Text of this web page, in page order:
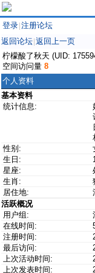
登录 注册论坛
返回论坛 返回上一页
柠檬酸了秋天 (UID:
空间访问量 8
个人资料
基本资料
统计信息:
性别:
生日:
星座:
生肖:
居住地:
活跃概况
用户组:
在线时间:
注册时间:
最后访问:
上次活动时间:
上次发表时间: